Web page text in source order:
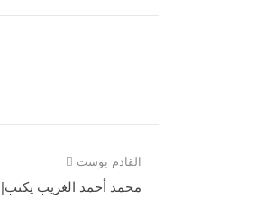
القادم بوست
محمد أحمد الغريب يكتب|